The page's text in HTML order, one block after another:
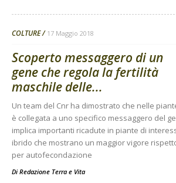
COLTURE 17 Maggio 2018
Scoperto messaggero di un
gene che regola la fertilità
maschile delle...
Un team del Cnr ha dimostrato che nelle
è collegata a uno specifico messaggero del
implica importanti ricadute in piante di
ibrido che mostrano un maggior vigore
per autofecondazione
Di Redazione Terra e Vita